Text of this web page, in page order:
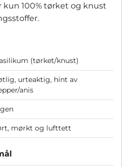
kun 100% tørket og knust
(tørket/knust)
urteaktig, hint av
anis
mørkt og lufttett